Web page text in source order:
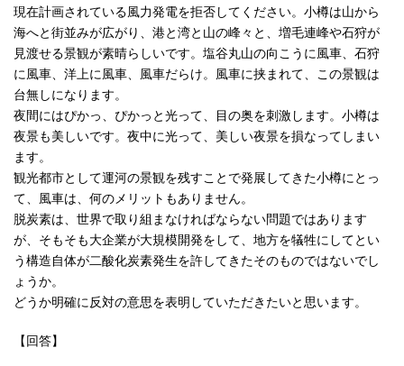
現在計画されている風力発電を拒否してください。小樽は山から
海へと街並みが広がり、港と湾と山の峰々と、増毛連峰や石狩が
見渡せる景観が素晴らしいです。塩谷丸山の向こうに風車、石狩
に風車、洋上に風車、風車だらけ。風車に挟まれて、この景観は
台無しになります。
夜間にはぴかっ、ぴかっと光って、目の奥を刺激します。小樽は
夜景も美しいです。夜中に光って、美しい夜景を損なってしまい
ます。
観光都市として運河の景観を残すことで発展してきた小樽にとっ
て、風車は、何のメリットもありません。
脱炭素は、世界で取り組まなければならない問題ではあります
が、そもそも大企業が大規模開発をして、地方を犠牲にしてとい
う構造自体が二酸化炭素発生を許してきたそのものではないでし
ょうか。
どうか明確に反対の意思を表明していただきたいと思います。
【回答】